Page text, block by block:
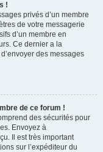
!
privés d’un membre
de votre messagerie
d’un membre en
Ce dernier a la
des messages
de ce forum !
des sécurités pour
Envoyez à
Il est très important
sur l’expéditeur du